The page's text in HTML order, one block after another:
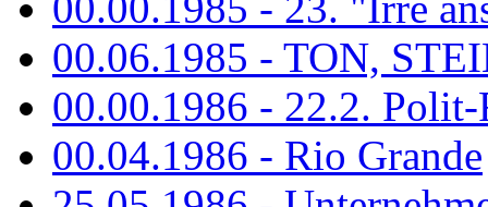
00.06.1985 - TON,
00.00.1986 - 22.2.
00.04.1986 - Rio Grande